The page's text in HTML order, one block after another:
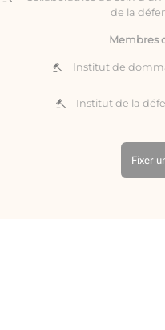
de la
Membres
Institut de
Institut de la
Fixer